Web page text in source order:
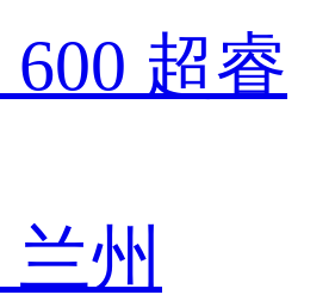
600 超睿
兰州